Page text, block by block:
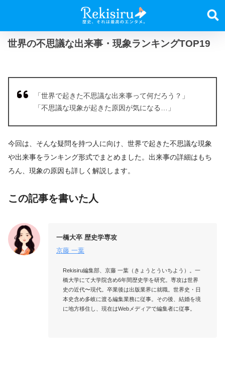
世界の不思議な出来事・現象ランキングTOP19
「世界で起きた不思議な出来事って何だろう？」
「不思議な現象が起きた原因が気になる…」
今回は、そんな疑問を持つ人に向け、世界で起きた不思議な現象
や出来事をランキング形式でまとめました。出来事の詳細はもち
ろん、現象の原因も詳しく解説します。
この記事を書いた人
一橋大卒 歴史学専攻
京藤 一葉
Rekisiru編集部、京藤 一葉（きょうとういちよう）。一
橋大学にて大学院含め6年間歴史学を研究。専攻は世界
史の近代〜現代。卒業後は出版業界に就職。世界史・日
本史含め多岐に渡る編集業務に従事。その後、結婚を境
に地方移住し、現在はWebメディアで編集者に従事。